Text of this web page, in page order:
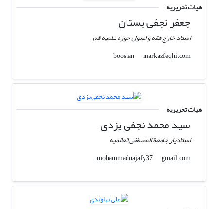
هیات تحریریه
جعفر نجفی بستان
استاد خارج فقه و اصول حوزه علمیه قم
boostan
markazfeqhi.com
هیات تحریریه
سید محمد نجفی یزدی
استادیار جامعة المصطفی العالمیه
mohammadnajafy37
gmail.com